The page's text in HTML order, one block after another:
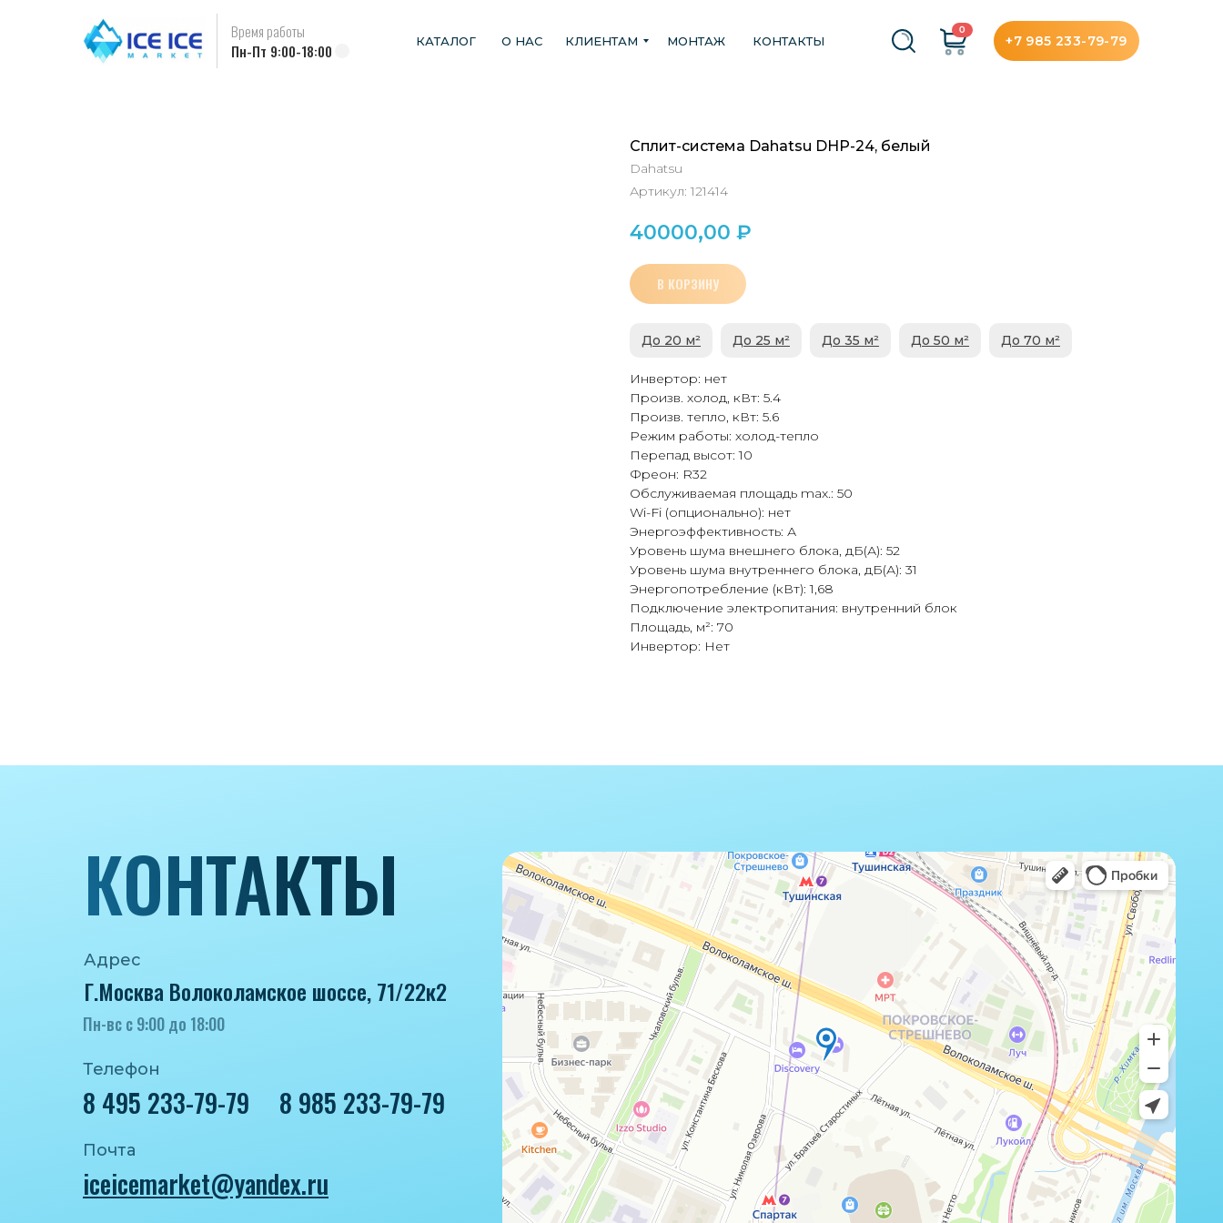
КАТАЛОГ О НАС КЛИЕНТАМ МОНТАЖ КОНТАКТЫ
0
+7 985 233-79-79
Пн-Пт 9:00-18:00
Время работы
Сплит-система Dahatsu DHP-24, белый
Dahatsu
Артикул: 121414
40000,00 ₽
В КОРЗИНУ
До 20 м² До 25 м² До 35 м² До 50 м² До 70 м²
Инвертор: нет
Произв. холод, кВт: 5.4
Произв. тепло, кВт: 5.6
Режим работы: холод-тепло
Перепад высот: 10
Фреон: R32
Обслуживаемая площадь max.: 50
Wi-Fi (опционально): нет
Энергоэффективность: А
Уровень шума внешнего блока, дБ(А): 52
Уровень шума внутреннего блока, дБ(А): 31
Энергопотребление (кВт): 1,68
Подключение электропитания: внутренний блок
Площадь, м²: 70
Инвертор: Нет
Адрес
Г.Москва Волоколамское шоссе, 71/22к2
Пн-вс с 9:00 до 18:00
Телефон
8 495 233-79-79
Почта
iceicemarket@yandex.ru
8 985 233-79-79
КОНТАКТЫ